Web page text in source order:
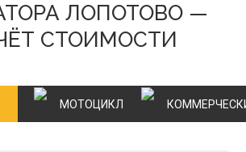
ЛОПОТОВО —
СТОИМОСТИ
МОТОЦИКЛ